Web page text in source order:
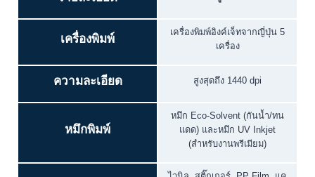
เครื่องพิมพ์
เครื่องพิมพ์อิงค์เจ็ทจากญี่ปุ่น 5
เครื่อง
ความละเอียด สูงสุดถึง 1440 dpi
หมึกพิมพ์
หมึก Eco-Solvent (กันน้ำ/ทน
แดด) และหมึก UV Inkjet
(สำหรับงานพรีเมียม)